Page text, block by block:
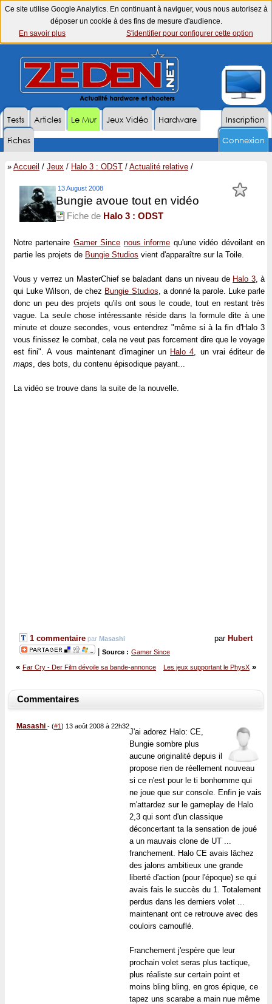
Ce site utilise Google Analytics. En continuant à naviguer, vous nous autorisez à
déposer un cookie à des fins de mesure d'audience.
En savoir plus
S'identifier pour configurer cette option
Inscription
Tests Articles Le Mur Jeux Vidéo
Hardware
Fiches
Connexion
» Accueil / Jeux / Halo 3 : ODST / Actualité relative /
13 August 2008
Bungie avoue tout en vidéo
Fiche de Halo 3 : ODST
Notre partenaire Gamer Since nous informe qu'une vidéo dévoilant en
partie les projets de Bungie Studios vient d'apparaître sur la Toile.
Vous y verrez un MasterChief se baladant dans un niveau de Halo 3, à
qui Luke Wilson, de chez Bungie Studios, a donné la parole. Luke parle
donc un peu des projets qu'ils ont sous le coude, tout en restant très
vague. La seule chose intéressante réside dans la formule dite à une
minute et douze secondes, vous entendrez "même si à la fin d'Halo 3
vous finissez le combat, cela ne veut pas forcement dire que le voyage
est fini". A vous maintenant d'imaginer un Halo 4, un vrai éditeur de
maps, des bots, du contenu épisodique payant...
La vidéo se trouve dans la suite de la nouvelle.
par Hubert
1 commentaire par Masashi
Source : Gamer Since
Les jeux supportant le PhysX »
« Far Cry - Der Film dévoile sa bande-annonce
Commentaires
Masashi - (#1) 13 août 2008 à 22h32
J'ai adorez Halo: CE,
Bungie sombre plus
aucune originalité depuis il
propose rien de réellement nouveau
si ce n'est pour le ti bonhomme qui
ne joue que sur console. Enfin je vais
m'attardez sur le gameplay de Halo
2,3 qui sont d'un classique
déconcertant ta la sensation de joué
a un mauvais clone de UT ...
franchement. Halo CE avais lâchez
des jalons ambitieux une grande
liberté d'action (pour l'époque) se qui
avais fais le succès du 1. Totalement
perdus dans les derniers volet ...
maintenant ont ce retrouve avec des
couloirs camouflé.
Franchement j'espère que leur
prochain volet seras plus tactique,
plus réaliste sur certain point et
moins bling bling, en gros épique, ce
tapez uns scarabe a main nue même